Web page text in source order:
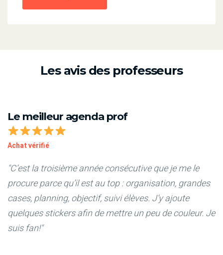
Les avis des professeurs
Le meilleur agenda prof
Achat vérifié
"C’est la troisième année consécutive que je me le
procure parce qu’il est au top : organisation, grandes
cases, planning, objectif, suivi élèves. J’y ajoute
quelques stickers afin de mettre un peu de couleur. Je
suis fan!"